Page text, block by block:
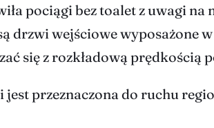
pociągi bez toalet z uwagi na
drzwi wejściowe wyposażone
się z rozkładową prędkością
przeznaczona do ruchu